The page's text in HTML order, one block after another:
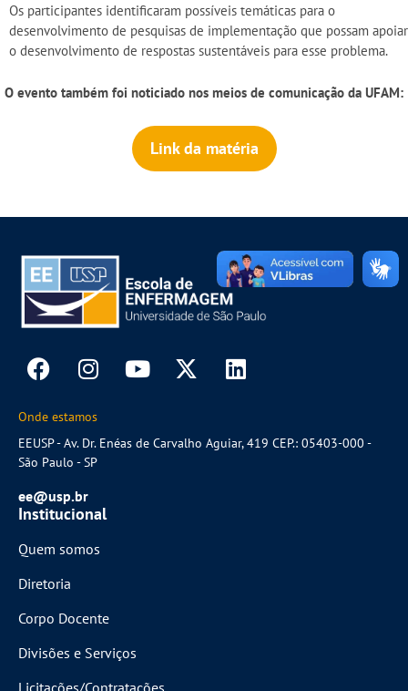
Os participantes identificaram possíveis temáticas para o
desenvolvimento de pesquisas de implementação que possam apoiar
o desenvolvimento de respostas sustentáveis para esse problema.
O evento também foi noticiado nos meios de comunicação da UFAM:
Link da matéria
Onde estamos
EEUSP - Av. Dr. Enéas de Carvalho Aguiar, 419 CEP.: 05403-000 -
São Paulo - SP
ee@usp.br
Institucional
Quem somos
Diretoria
Corpo Docente
Divisões e Serviços